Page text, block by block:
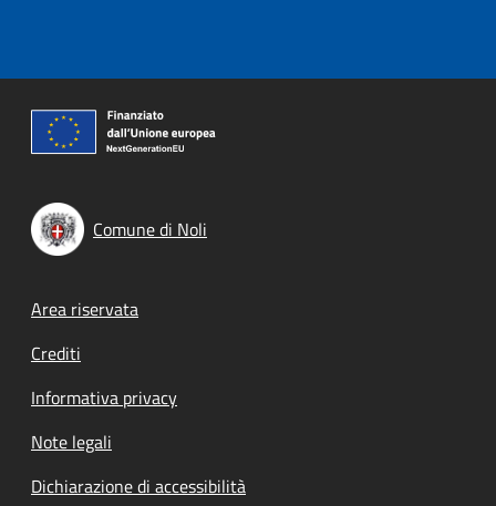
Comune di Noli
Footer menu
Area riservata
Crediti
Informativa privacy
Note legali
Dichiarazione di accessibilità